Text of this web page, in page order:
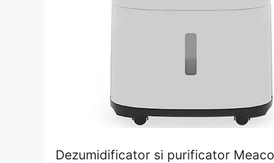
Dezumidificator si purificator Meaco